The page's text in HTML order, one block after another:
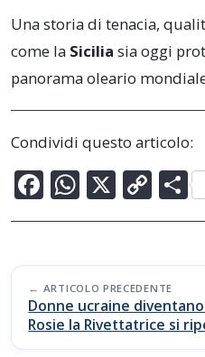
Una storia di tenacia,
come la Sicilia sia oggi
panorama oleario
Condividi questo articolo:
F
ac
b
o
o
W
h
s
A
p
X C
o
y
Li
n
C
o
Post
navigation
ARTICOLO PRECEDENTE
Donne ucraine
Rosie la Rivettatrice si